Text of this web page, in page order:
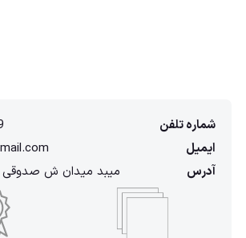
شماره تلفن
ایمیل
آدرس
میبد میدان ش صدوقی